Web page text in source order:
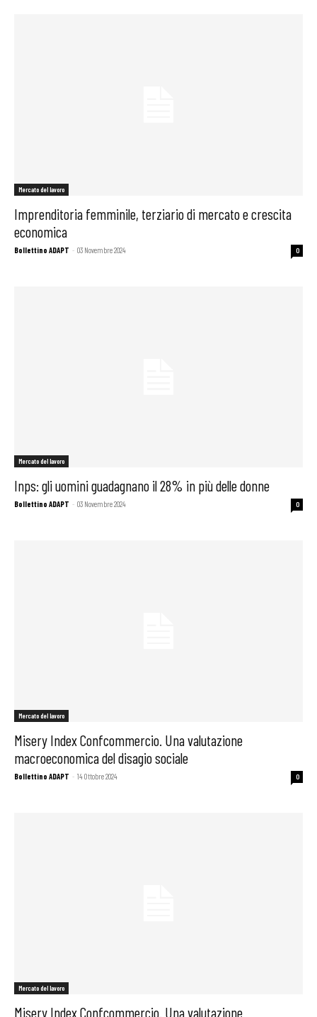
Mercato del lavoro
Imprenditoria femminile, terziario di mercato e crescita
economica
Bollettino ADAPT - 03 Novembre 2024 0
Mercato del lavoro
Inps: gli uomini guadagnano il 28% in più delle donne
Bollettino ADAPT - 03 Novembre 2024 0
Mercato del lavoro
Misery Index Confcommercio. Una valutazione
macroeconomica del disagio sociale
Bollettino ADAPT - 14 Ottobre 2024 0
Mercato del lavoro
Misery Index Confcommercio. Una valutazione